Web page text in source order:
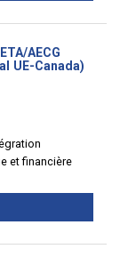
AECG
UE-Canada)
et financière